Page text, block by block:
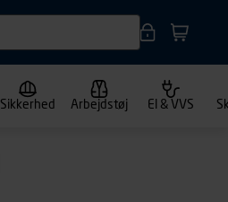
Sikkerhed Arbejdstøj El & VVS